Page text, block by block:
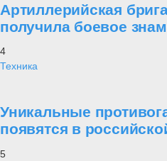
Артиллерийская
получила боевое
4
Техника
Уникальные
появятся в
5